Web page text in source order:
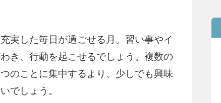
実した毎日が過ごせる月。習い事やイ
き、行動を起こせるでしょう。複数の
のことに集中するより、少しでも興味
でしょう。